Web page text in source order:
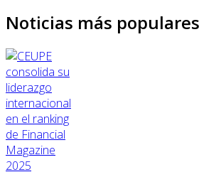
Noticias más populares